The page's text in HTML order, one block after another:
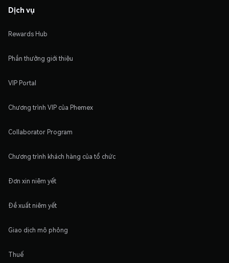
Dịch vụ
Rewards Hub
Phần thưởng giới thiệu
VIP Portal
Chương trình VIP của Phemex
Collaborator Program
Chương trình khách hàng của tổ chức
Đơn xin niêm yết
Đề xuất niêm yết
Giao dịch mô phỏng
Thuế